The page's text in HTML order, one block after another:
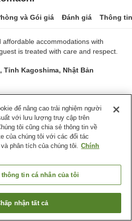
và Gói giá Đánh giá Thông
accommodations with
is treated with care and respect.
Tỉnh Kagoshima, Nhật Bản
Giao Hàng Tận Nhà
Kagoshima
Thành phố Kirishima
phòng trống
để nâng cao trải nghiệm người
với lưu lượng truy cập trên
tôi cũng chia sẻ thông tin về
của chúng tôi với các đối tác
phân tích của chúng tôi. Chính
thông tin cá nhân của tôi
nhận tất cả